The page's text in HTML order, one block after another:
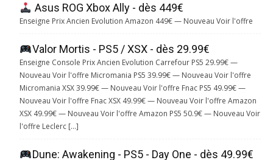
Asus ROG Xbox Ally - dès 449€
Enseigne Prix Ancien Evolution Amazon 449€ — Nouveau Voir l'offre
Valor Mortis - PS5 / XSX - dès 29.99€
Enseigne Console Prix Ancien Evolution Carrefour PS5 29.99€ —
Nouveau Voir l'offre Micromania PS5 39.99€ — Nouveau Voir l'offre
Micromania XSX 39.99€ — Nouveau Voir l'offre Fnac PS5 49.99€ —
Nouveau Voir l'offre Fnac XSX 49.99€ — Nouveau Voir l'offre Amazon
XSX 49.99€ — Nouveau Voir l'offre Amazon PS5 50.9€ — Nouveau Voir
l'offre Leclerc […]
Dune: Awakening - PS5 - Day One - dès 49.99€